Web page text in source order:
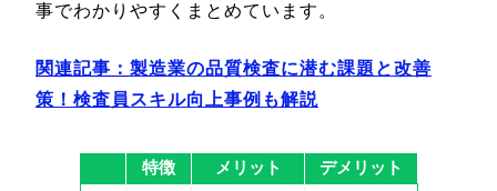
事でわかりやすくまとめています。
関連記事： 製造業の品質検査に潜む課題と改善
策！検査員スキル向上事例も解説
特徴 メリット デメリット